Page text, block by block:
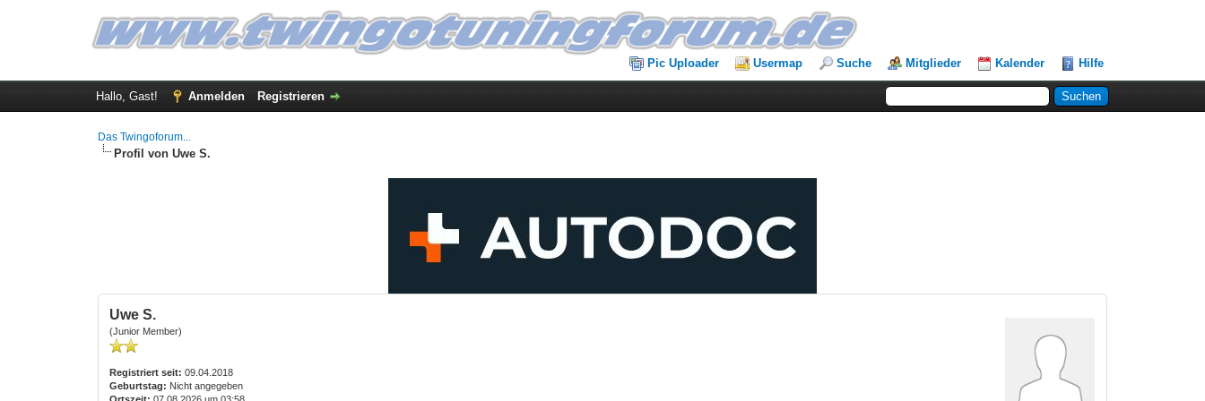
Pic Uploader Usermap Suche Mitglieder Kalender Hilfe
Hallo, Gast! Anmelden Registrieren
Das Twingoforum...
Profil von Uwe S.
Uwe S.
(Junior Member)
Registriert seit: 09.04.2018
Geburtstag: Nicht angegeben